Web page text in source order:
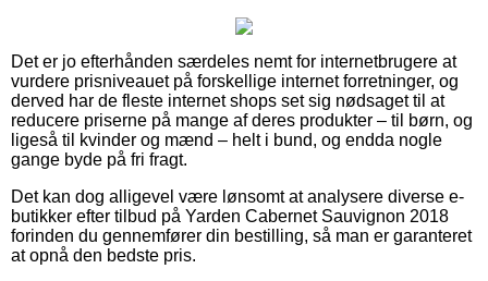
Det er jo efterhånden særdeles nemt for internetbrugere at
vurdere prisniveauet på forskellige internet forretninger, og
derved har de fleste internet shops set sig nødsaget til at
reducere priserne på mange af deres produkter – til børn, og
ligeså til kvinder og mænd – helt i bund, og endda nogle
gange byde på fri fragt.
Det kan dog alligevel være lønsomt at analysere diverse e-
butikker efter tilbud på Yarden Cabernet Sauvignon 2018
forinden du gennemfører din bestilling, så man er garanteret
at opnå den bedste pris.